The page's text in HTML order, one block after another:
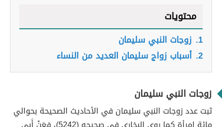
محتويات
1. زوجات النبي سليمان
2. أسباب زواج سليمان العديد من النساء
زوجات النبي سليمان
ثبت عدد زوجات النبي سليمان في الأحاديث الصحيحة بحوالي